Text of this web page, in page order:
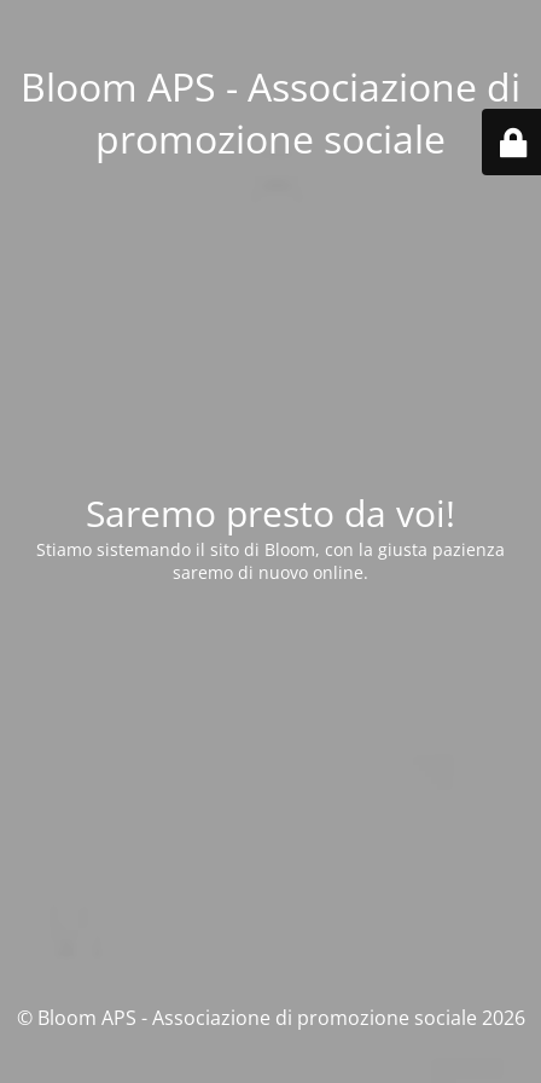
Bloom APS - Associazione di
promozione sociale
Saremo presto da voi!
Stiamo sistemando il sito di Bloom, con la giusta pazienza
saremo di nuovo online.
© Bloom APS - Associazione di promozione sociale 2026